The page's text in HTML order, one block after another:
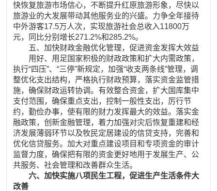
快恢复旅游市场信心，不断提升红原旅游形象，尽快以
旅游业的大发展带动其他服务业的兴盛。力争全年接待
中外游客17.5万人次，实现旅游社会总收入11800万
元，同比分别增长271.2%和285.2%。
五、加快财政金融优化管理，促进资金发挥大效益
用好、用足国家积极的财政政策和扩大内需政策，
执行“四压”、“三停”新规定，加强“收支两条线”管理，调
整优化支出结构，严格执行财政预算，落实资金监管措
施，确保财政运转协调。有效整合资金，扩大国库集中
支付范围，确保重点支出，控制一般性支出，厉行节
约，勤俭办事，使有限的财力发挥最大的效益。落实金
融政策，创新金融管理，着力加强对灾后恢复重建和经
济发展薄弱环节以及牧民定居建设的信贷支持，完善和
优化信贷服务。加大对重点建设项目和专项资金的审计
监督力度，确保把有限的资金更好地用于发展生产、公
共服务、社会管理和改善群众生活。
六、加快实施八项民生工程，促进生产生活条件大
改善